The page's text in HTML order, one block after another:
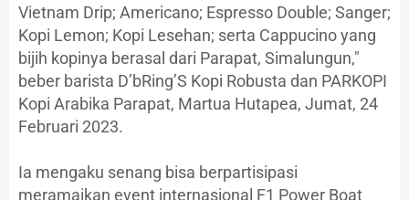
Vietnam Drip; Americano; Espresso Double; Sanger;
Kopi Lemon; Kopi Lesehan; serta Cappucino yang
bijih kopinya berasal dari Parapat, Simalungun,"
beber barista D’bRing’S Kopi Robusta dan PARKOPI
Kopi Arabika Parapat, Martua Hutapea, Jumat, 24
Februari 2023.
Ia mengaku senang bisa berpartisipasi
meramaikan event internasional F1 Power Boat